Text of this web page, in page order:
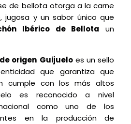
de bellota otorga a la carne
jugosa y un sabor único que
Ibérico de Bellota un
origen Guijueloes un sello
que garantiza que
cumple con los más altos
es reconocido a nivel
como uno de los
en la producción de